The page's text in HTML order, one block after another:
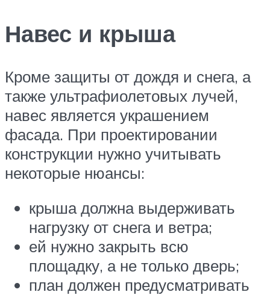
Навес и крыша
Кроме защиты от дождя и снега, а
также ультрафиолетовых лучей,
навес является украшением
фасада. При проектировании
конструкции нужно учитывать
некоторые нюансы:
крыша должна выдерживать
нагрузку от снега и ветра;
ей нужно закрыть всю
площадку, а не только дверь;
план должен предусматривать